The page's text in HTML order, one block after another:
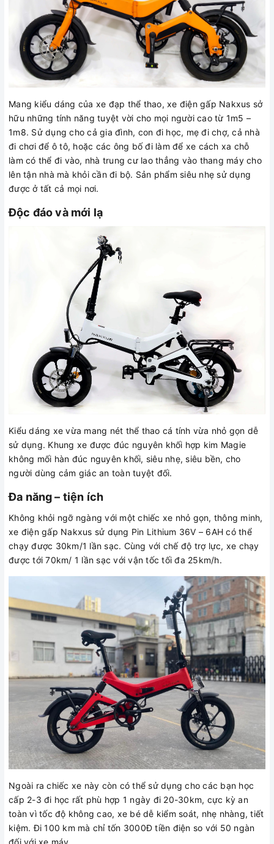
Mang kiểu dáng của xe đạp thể thao, xe điện gấp Nakxus sở
hữu những tính năng tuyệt vời cho mọi người cao từ 1m5 –
1m8. Sử dụng cho cả gia đình, con đi học, mẹ đi chợ, cả nhà
đi chơi để ô tô, hoặc các ông bố đi làm để xe cách xa chỗ
làm có thể đi vào, nhà trung cư lao thẳng vào thang máy cho
lên tận nhà mà khỏi cần đi bộ. Sản phẩm siêu nhẹ sử dụng
được ở tất cả mọi nơi.
Độc đáo và mới lạ
Kiểu dáng xe vừa mang nét thể thao cá tính vừa nhỏ gọn dễ
sử dụng. Khung xe được đúc nguyên khối hợp kim Magie
không mối hàn đúc nguyên khối, siêu nhẹ, siêu bền, cho
người dùng cảm giác an toàn tuyệt đối.
Đa năng – tiện ích
Không khỏi ngỡ ngàng với một chiếc xe nhỏ gọn, thông minh,
xe điện gấp Nakxus sử dụng Pin Lithium 36V – 6AH có thể
chạy được 30km/1 lần sạc. Cùng với chế độ trợ lực, xe chạy
được tới 70km/ 1 lần sạc với vận tốc tối đa 25km/h.
Ngoài ra chiếc xe này còn có thể sử dụng cho các bạn học
cấp 2-3 đi học rất phù hợp 1 ngày đi 20-30km, cực kỳ an
toàn vì tốc độ không cao, xe bé dễ kiểm soát, nhẹ nhàng, tiết
kiệm. Đi 100 km mà chỉ tốn 3000Đ tiền điện so với 50 ngàn